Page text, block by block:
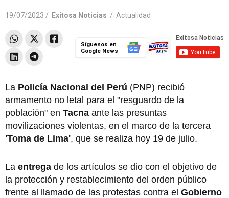
19/07/2023 / Exitosa Noticias / Actualidad
Síguenos en
Google News
La Policía Nacional del Perú (PNP) recibió
armamento no letal para el "resguardo de la
población" en Tacna ante las presuntas
movilizaciones violentas, en el marco de la tercera
'Toma de Lima', que se realiza hoy 19 de julio.
La entrega de los artículos se dio con el objetivo de
la protección y restablecimiento del orden público
frente al llamado de las protestas contra el Gobierno